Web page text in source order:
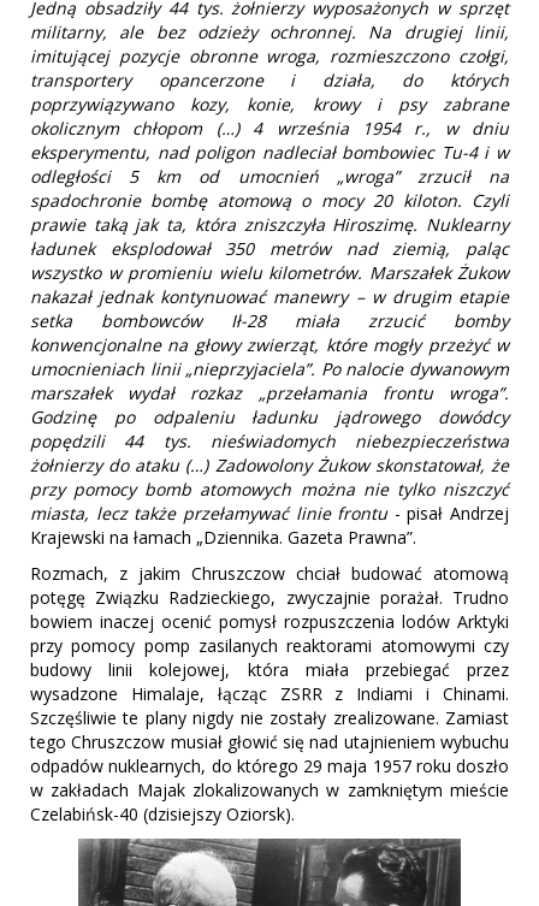
Jedną obsadziły 44 tys. żołnierzy wyposażonych w sprzęt
militarny, ale bez odzieży ochronnej. Na drugiej linii,
imitującej pozycje obronne wroga, rozmieszczono czołgi,
transportery opancerzone i działa, do których
poprzywiązywano kozy, konie, krowy i psy zabrane
okolicznym chłopom (…) 4 września 1954 r., w dniu
eksperymentu, nad poligon nadleciał bombowiec Tu-4 i w
odległości 5 km od umocnień „wroga” zrzucił na
spadochronie bombę atomową o mocy 20 kiloton. Czyli
prawie taką jak ta, która zniszczyła Hiroszimę. Nuklearny
ładunek eksplodował 350 metrów nad ziemią, paląc
wszystko w promieniu wielu kilometrów. Marszałek Żukow
nakazał jednak kontynuować manewry – w drugim etapie
setka bombowców Ił-28 miała zrzucić bomby
konwencjonalne na głowy zwierząt, które mogły przeżyć w
umocnieniach linii „nieprzyjaciela”. Po nalocie dywanowym
marszałek wydał rozkaz „przełamania frontu wroga”.
Godzinę po odpaleniu ładunku jądrowego dowódcy
popędzili 44 tys. nieświadomych niebezpieczeństwa
żołnierzy do ataku (…) Zadowolony Żukow skonstatował, że
przy pomocy bomb atomowych można nie tylko niszczyć
miasta, lecz także przełamywać linie frontu- pisał Andrzej
Krajewski na łamach „Dziennika. Gazeta Prawna”.
Rozmach, z jakim Chruszczow chciał budować atomową
potęgę Związku Radzieckiego, zwyczajnie porażał. Trudno
bowiem inaczej ocenić pomysł rozpuszczenia lodów Arktyki
przy pomocy pomp zasilanych reaktorami atomowymi czy
budowy linii kolejowej, która miała przebiegać przez
wysadzone Himalaje, łącząc ZSRR z Indiami i Chinami.
Szczęśliwie te plany nigdy nie zostały zrealizowane. Zamiast
tego Chruszczow musiał głowić się nad utajnieniem wybuchu
odpadów nuklearnych, do którego 29 maja 1957 roku doszło
w zakładach Majak zlokalizowanych w zamkniętym mieście
Czelabińsk-40 (dzisiejszy Oziorsk).